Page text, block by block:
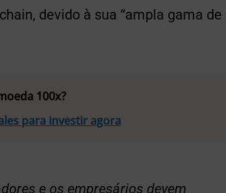
devido à sua “ampla gama de
100x?
para investir agora
e os empresários devem